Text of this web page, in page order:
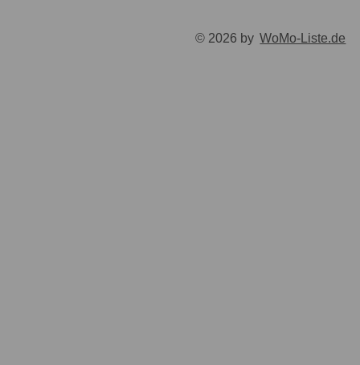
© 2026 by WoMo-Liste.de